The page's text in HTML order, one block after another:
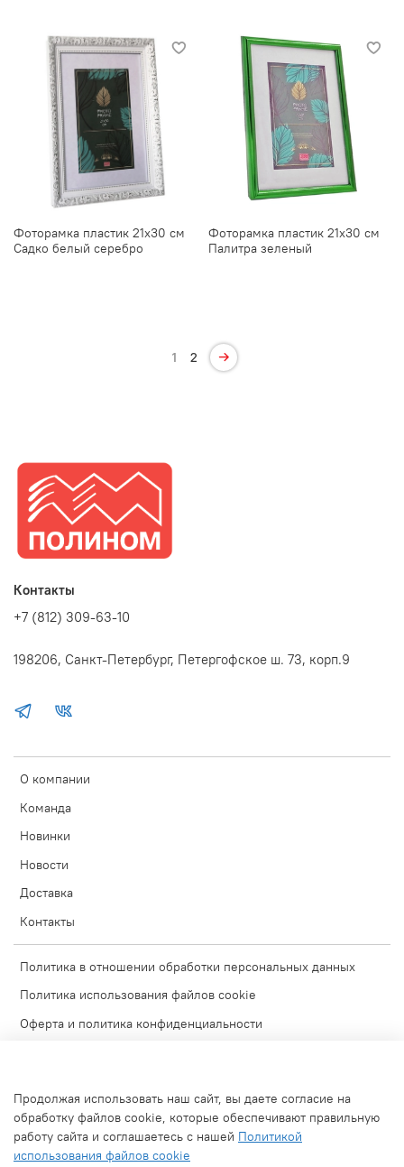
Фоторамка пластик 21х30 см
Садко белый серебро
Фоторамка пластик 21х30 см
Палитра зеленый
1 2
О компании
Команда
Новинки
Новости
Доставка
Контакты
Политика в отношении обработки персональных данных
Политика использования файлов cookie
Оферта и политика конфиденциальности
Блог
Обратная связь
Контакты
+7 (812) 309-63-10
198206, Санкт-Петербург, Петергофское ш. 73, корп.9
Продолжая использовать наш сайт, вы даете согласие на
обработку файлов cookie, которые обеспечивают правильную
работу сайта и соглашаетесь с нашей Политикой
использования файлов cookie